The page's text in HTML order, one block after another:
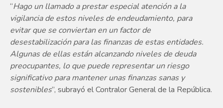
“Hago un llamado a prestar especial atención a la
vigilancia de estos niveles de endeudamiento, para
evitar que se conviertan en un factor de
desestabilización para las finanzas de estas entidades.
Algunas de ellas están alcanzando niveles de deuda
preocupantes, lo que puede representar un riesgo
significativo para mantener unas finanzas sanas y
sostenibles”, subrayó el Contralor General de la República.